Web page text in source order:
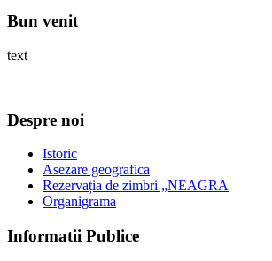
Bun venit
text
Despre noi
Istoric
Asezare geografica
Rezervația de zimbri „NEAGRA
Organigrama
Informatii Publice